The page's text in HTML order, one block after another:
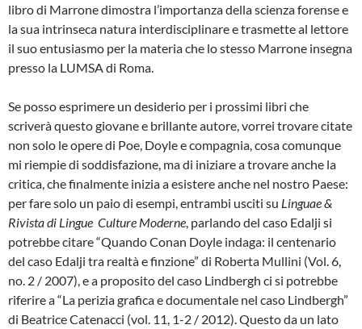
libro di Marrone dimostra l’importanza della scienza forense e
la sua intrinseca natura interdisciplinare e trasmette al lettore
il suo entusiasmo per la materia che lo stesso Marrone insegna
presso la LUMSA di Roma.
Se posso esprimere un desiderio per i prossimi libri che
scriverà questo giovane e brillante autore, vorrei trovare citate
non solo le opere di Poe, Doyle e compagnia, cosa comunque
mi riempie di soddisfazione, ma di iniziare a trovare anche la
critica, che finalmente inizia a esistere anche nel nostro Paese:
per fare solo un paio di esempi, entrambi usciti su Linguae &
Rivista di Lingue Culture Moderne, parlando del caso Edalji si
potrebbe citare “Quando Conan Doyle indaga: il centenario
del caso Edalji tra realtà e finzione” di Roberta Mullini (Vol. 6,
no. 2 / 2007), e a proposito del caso Lindbergh ci si potrebbe
riferire a “La perizia grafica e documentale nel caso Lindbergh”
di Beatrice Catenacci (vol. 11, 1-2 / 2012). Questo da un lato